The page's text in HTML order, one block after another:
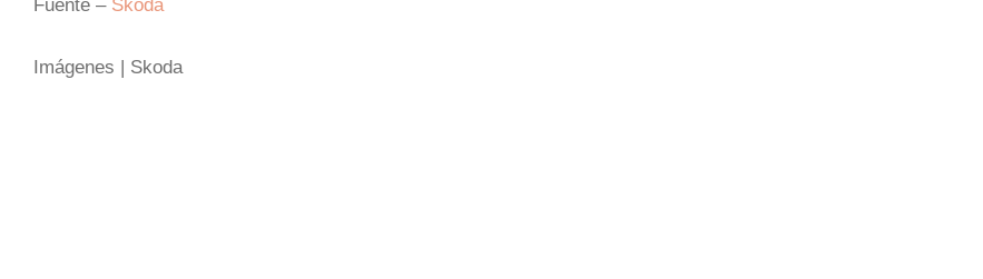
Fuente – Skoda
Imágenes | Skoda